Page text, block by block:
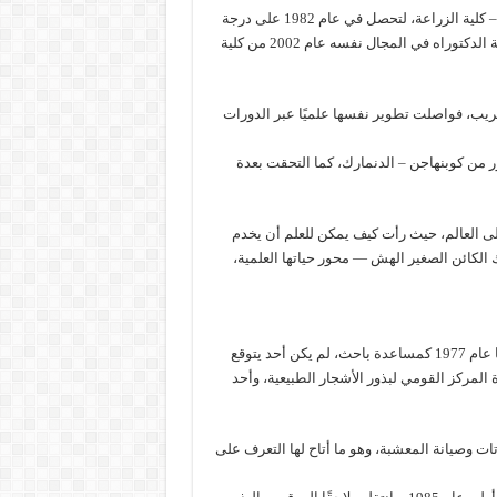
لم تكتفِ بالبكالوريوس، بل واصلت دراساتها العليا في جامعة الخرطوم – كلية الزراعة، لتحصل في عام 1982 على درجة
الماجستير في فسيولوجيا بذور الأشجار الغابية السودانية، ثم نالت درجة الدكتوراه في المجال نفسه عام 2002 من كلية
فواصلت تطوير نفسها علميًا عبر الدورات
من كوبنهاجن – الدنمارك، كما التحقت بعدة
العالم، حيث رأت كيف يمكن للعلم أن يخدم
الصغير الهش — محور حياتها العلمية،
حين التحقت البروفيسور سيدة محجوب بـمركز بحوث الغابات في سوبا عام 1977 كمساعدة باحث، لم يكن أحد يتوقع
القومي لبذور الأشجار الطبيعية، وأحد
وصيانة المعشبة، وهو ما أتاح لها التعرف على